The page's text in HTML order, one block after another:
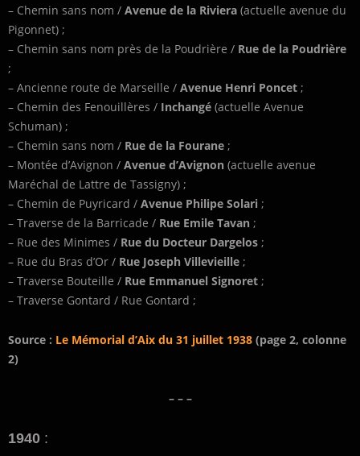
– Chemin sans nom / Avenue de la Riviera (actuelle avenue du
Pigonnet) ;
– Chemin sans nom près de la Poudrière / Rue de la Poudrière
;
– Ancienne route de Marseille / Avenue Henri Poncet ;
– Chemin des Fenouillères / Inchangé (actuelle Avenue
Schuman) ;
– Chemin sans nom / Rue de la Fourane ;
– Montée d’Avignon / Avenue d’Avignon (actuelle avenue
Maréchal de Lattre de Tassigny) ;
– Chemin de Puyricard / Avenue Philipe Solari ;
– Traverse de la Barricade / Rue Emile Tavan ;
– Rue des Minimes / Rue du Docteur Dargelos ;
– Rue du Bras d’Or / Rue Joseph Villevieille ;
– Traverse Bouteille / Rue Emmanuel Signoret ;
– Traverse Gontard / Rue Gontard ;
Source : Le Mémorial d’Aix du 31 juillet 1938 (page 2, colonne
2)
– – –
1940 :